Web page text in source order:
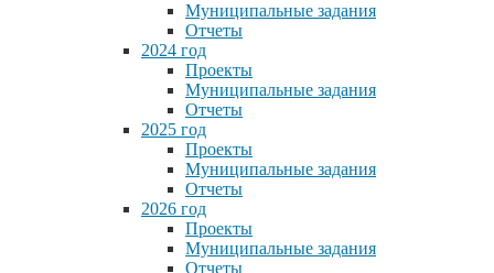
Муниципальные задания
Отчеты
2024 год
Проекты
Муниципальные задания
Отчеты
2025 год
Проекты
Муниципальные задания
Отчеты
2026 год
Проекты
Муниципальные задания
Отчеты